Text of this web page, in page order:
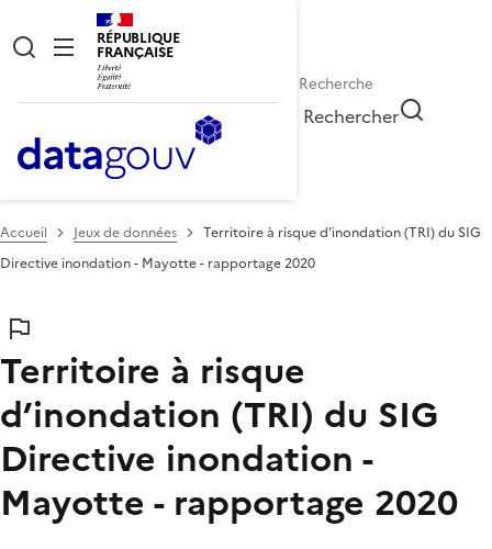
RÉPUBLIQUE
FRANÇAISE
Rechercher
Accueil Jeux de données
Territoire à risque d’inondation (TRI) du SIG
Directive inondation - Mayotte - rapportage 2020
Territoire à risque
d’inondation (TRI) du SIG
Directive inondation -
Mayotte - rapportage 2020